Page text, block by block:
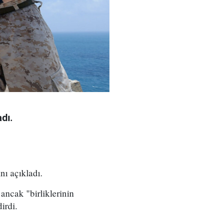
açıkladı.
ancak "birliklerinin